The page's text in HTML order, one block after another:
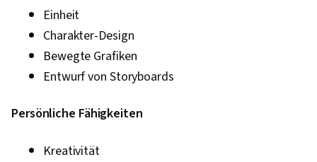
Einheit
Charakter-Design
Bewegte Grafiken
Entwurf von Storyboards
Persönliche Fähigkeiten
Kreativität